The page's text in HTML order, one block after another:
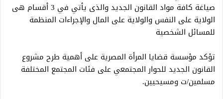
صياغة كافة مواد القانون الجديد والذى يأتي في 3 أقسام هى
الولاية على النفس والولاية على المال والإجراءات المنظمة
للمسائل الشخصية
تؤكد مؤسسة قضايا المرأة المصرية على أهمية طرح مشروع
القانون الجديد للحوار المجتمعي على فئات المجتمع المختلفة
مسلمين/ت ومسيحيين.